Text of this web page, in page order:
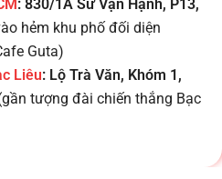
: 830/1A Sư Vạn Hạnh, P13,
hẻm khu phố đối diện
Guta)
Liêu: Lộ Trà Văn, Khóm 1,
tượng đài chiến thắng Bạc